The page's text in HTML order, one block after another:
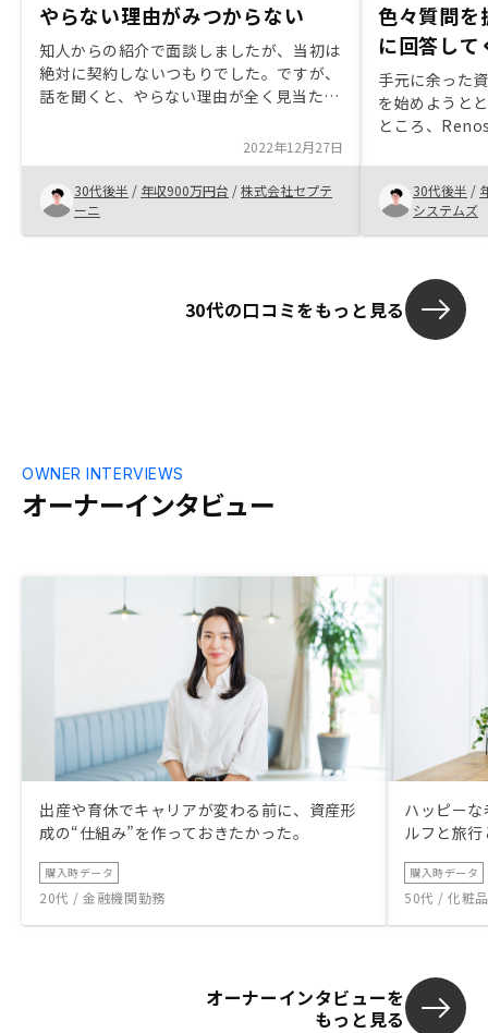
やらない理由がみつからない
知人からの紹介で面談しましたが、当初は
絶対に契約しないつもりでした。ですが、
話を聞くと、やらない理由が全く見当たら
であることを痛感させられました。低リス
クで低リターンで着実に利益を得られると
思います。
2022年12月27日
30代後半 / 年収900万円台 /株式会社セプテ
ーニ
色々質問を
に回答して
手元に余った
を始めようと
ところ、
ッフさんは面
が、素直に認
貰いましたの
物件もかなり
30代後半 /
システムズ
30代の口コミをもっと見る
オーナーインタビュー
OWNER INTERVIEWS
出産や育休でキャリアが変わる前に、資産形
成の“仕組み”を作っておきたかった。
購入時データ
20代 / 金融機関勤務
ハッピー
ルフと旅
購入時データ
50代 / 化粧
オーナーインタビューを
もっと見る